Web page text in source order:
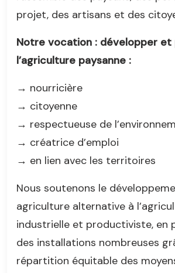
projet, des artisans et des
Notre vocation : développer et
l’agriculture paysanne :
→ nourricière
→ citoyenne
→ respectueuse de
→ créatrice d’emploi
→ en lien avec les territoires
Nous soutenons le
agriculture alternative à
industrielle et productiviste, en
des installations nombreuses
répartition équitable des